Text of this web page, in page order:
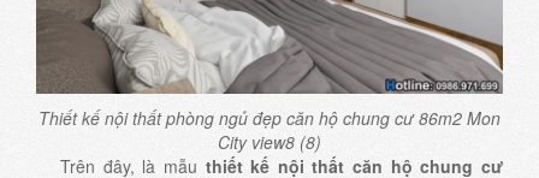
Thiết kế nội thất phòng ngủ đẹp căn hộ chung cư 86m2 Mon
City view8 (8)
Trên đây, là mẫu thiết kế nội thất căn hộ chung cư